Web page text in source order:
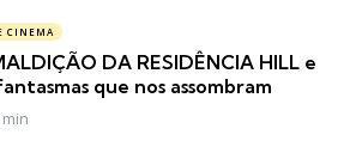
CINEMA
DA RESIDÊNCIA HILL e
que nos assombram
min